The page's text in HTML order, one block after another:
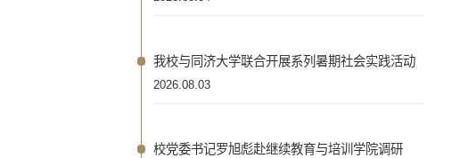
我校与同济大学联合开展系列暑期社会实践活动
2026.08.03
校党委书记罗旭彪赴继续教育与培训学院调研